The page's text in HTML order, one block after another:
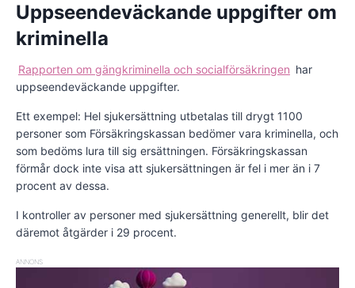
Uppseendeväckande uppgifter om
kriminella
Rapporten om gängkriminella och socialförsäkringen har
uppseendeväckande uppgifter.
Ett exempel: Hel sjukersättning utbetalas till drygt 1100
personer som Försäkringskassan bedömer vara kriminella, och
som bedöms lura till sig ersättningen. Försäkringskassan
förmår dock inte visa att sjukersättningen är fel i mer än i 7
procent av dessa.
I kontroller av personer med sjukersättning generellt, blir det
däremot åtgärder i 29 procent.
ANNONS